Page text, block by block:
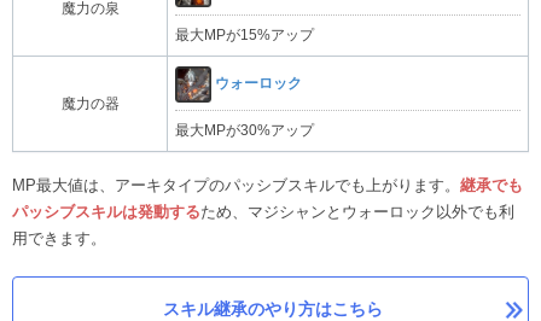
魔力の泉
最大MPが15%アップ
魔力の器
ウォーロック
最大MPが30%アップ
MP最大値は、アーキタイプのパッシブスキルでも上がります。 継承でも
パッシブスキルは発動するため、マジシャンとウォーロック以外でも利
用できます。
スキル継承のやり方はこちら